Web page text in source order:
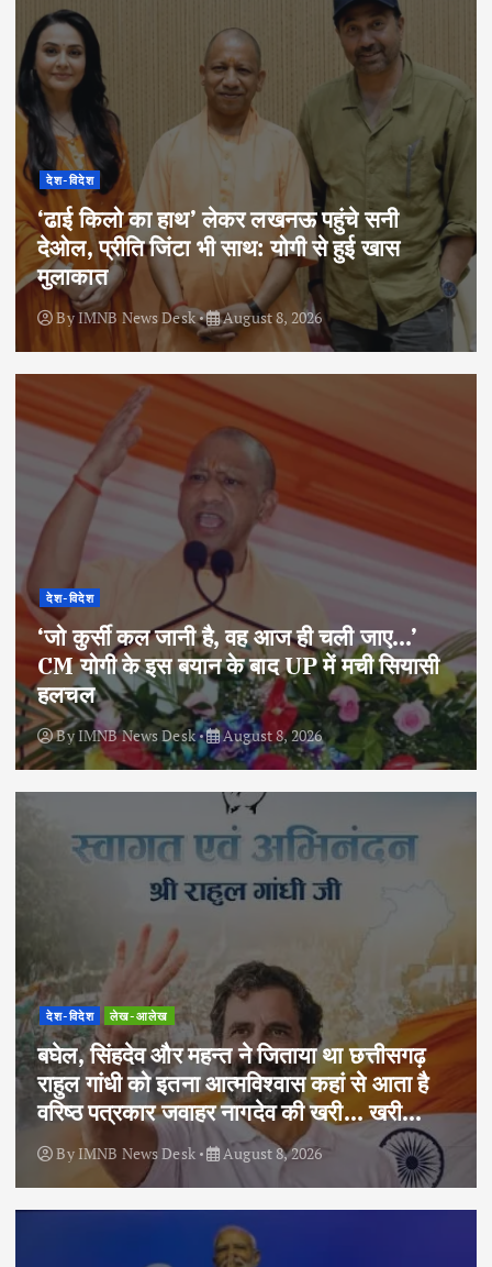
देश-विदेश
‘ढाई किलो का हाथ’ लेकर लखनऊ पहुंचे सनी
देओल, प्रीति जिंटा भी साथ: योगी से हुई खास
मुलाकात
ByIMNB News Desk August 8, 2026
देश-विदेश
‘जो कुर्सी कल जानी है, वह आज ही चली जाए…’
CM योगी के इस बयान के बाद UP में मची सियासी
हलचल
ByIMNB News Desk August 8, 2026
देश-विदेश लेख-आलेख
बघेल, सिंहदेव और महन्त ने जिताया था छत्तीसगढ़
राहुल गांधी को इतना आत्मविश्वास कहां से आता है
वरिष्ठ पत्रकार जवाहर नागदेव की खरी… खरी…
By IMNB News Desk August 8, 2026